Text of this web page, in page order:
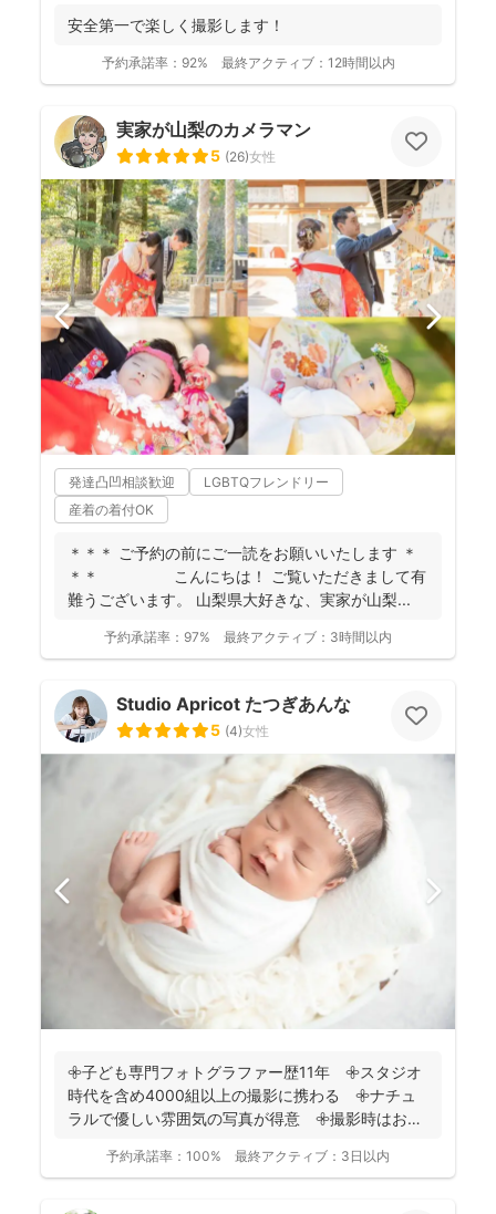
安全第一で楽しく撮影します！
予約承諾率： 92% 最終アクティブ： 12時間以内
実家が山梨のカメラマン
5 (26)女性
発達凸凹相談歓迎
LGBTQフレンドリー
産着の着付OK
＊＊＊ ご予約の前にご一読をお願いいたします ＊
＊＊ こんにちは！ ご覧いただきまして有
難うございます。 山梨県大好きな、実家が山梨...
予約承諾率： 97% 最終アクティブ： 3時間以内
Studio Apricot たつぎあんな
5 (4)女性
𖧷子ども専門フォトグラファー歴11年 𖧷スタジオ
時代を含め4000組以上の撮影に携わる 𖧷ナチュ
ラルで優しい雰囲気の写真が得意 𖧷撮影時はお手
予約承諾率： 100% 最終アクティブ： 3日以内